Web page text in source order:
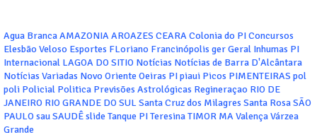
Agua BrancaAMAZONIAAROAZES CEARAColonia do PIConcursos
Elesbão Veloso Esportes FLoriano Francinópolis gerGeral Inhumas PI
Internacional LAGOA DO SITIO Notícias Notícias de Barra D'Alcântara
Notícias Variadas Novo Oriente Oeiras PIpiaui Picos PIMENTEIRAS pol
poli Policial Politica Previsões Astrológicas Regineraçao RIO DE
JANEIRO RIO GRANDE DO SUL Santa Cruz dos Milagres Santa RosaSÃO
PAULOsauSAUDÊslide Tanque PITeresinaTIMOR MAValençaVárzea
Grande